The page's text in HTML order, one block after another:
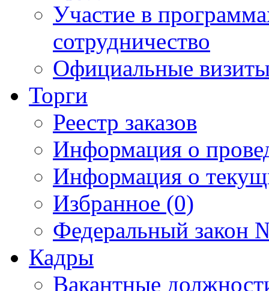
Участие в
сотрудничество
Официальные
Торги
Реестр заказов
Информация о
Информация о
Избранное (0)
Федеральный закон
Кадры
Вакантные